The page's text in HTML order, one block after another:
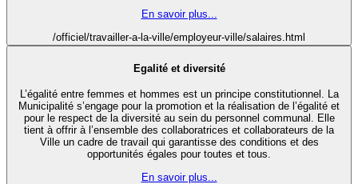
En savoir plus...
/officiel/travailler-a-la-ville/employeur-ville/salaires.html
Egalité et diversité
L’égalité entre femmes et hommes est un principe constitutionnel. La
Municipalité s’engage pour la promotion et la réalisation de l’égalité et
pour le respect de la diversité au sein du personnel communal. Elle
tient à offrir à l’ensemble des collaboratrices et collaborateurs de la
Ville un cadre de travail qui garantisse des conditions et des
opportunités égales pour toutes et tous.
En savoir plus...